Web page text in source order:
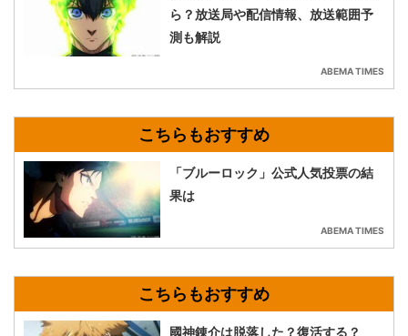
ら？放送局や配信情報、放送範囲予
測も解説
ABEMA TIMES
「ブルーロック」公式人気投票の結
果は
ABEMA TIMES
國神錬介は脱落した？復活する？